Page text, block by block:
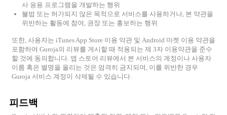
사 응용 프로그램을 개발하는 행위
불법 또는 허가되지 않은 목적으로 서비스를 사용하거나, 본 약관을
위반하는 활동에 참여, 권장 또는 홍보하는 행위
또한, 사용자는 iTunes App Store 이용 약관 및 Android 마켓 이용 약관을
포함하여 Guroja의 리뷰를 게시할 때 적용되는 제 3자 이용약관을 준수
할 것에 동의합니다. 앱 스토어 리뷰에서 본 서비스의 계정이나 사용자
이름 혹은 별명을 올리는 것은 엄격히 금지되며, 이를 위반한 경우
Guroja 서비스 계정이 삭제될 수 있습니다.
피드백